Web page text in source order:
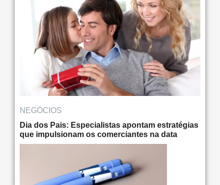
NEGÓCIOS
Dia dos Pais: Especialistas apontam estratégias
que impulsionam os comerciantes na data